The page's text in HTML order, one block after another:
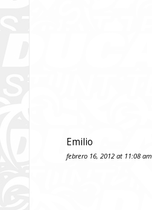
Emilio
febrero 16, 2012 at 11:08 am